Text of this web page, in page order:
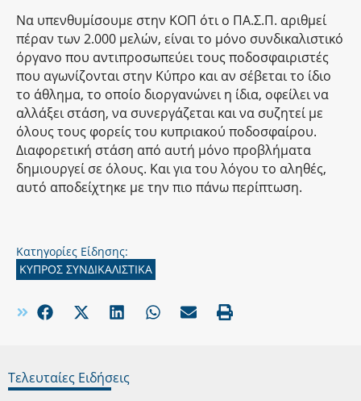
Να υπενθυμίσουμε στην ΚΟΠ ότι ο ΠΑ.Σ.Π. αριθμεί
πέραν των 2.000 μελών, είναι το μόνο συνδικαλιστικό
όργανο που αντιπροσωπεύει τους ποδοσφαιριστές
που αγωνίζονται στην Κύπρο και αν σέβεται το ίδιο
το άθλημα, το οποίο διοργανώνει η ίδια, οφείλει να
αλλάξει στάση, να συνεργάζεται και να συζητεί με
όλους τους φορείς του κυπριακού ποδοσφαίρου.
Διαφορετική στάση από αυτή μόνο προβλήματα
δημιουργεί σε όλους. Και για του λόγου το αληθές,
αυτό αποδείχτηκε με την πιο πάνω περίπτωση.
Κατηγορίες Είδησης:
ΚΥΠΡΟΣ ΣΥΝΔΙΚΑΛΙΣΤΙΚΑ
Τελευταίες Ειδήσεις